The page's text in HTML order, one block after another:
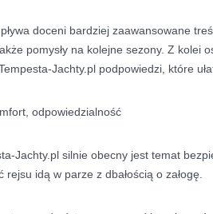
doceni bardziej zaawansowane
pomysły na kolejne sezony. Z kolei
Jachty.pl podpowiedzi, które
odpowiedzialność
Jachty.pl silnie obecny jest temat
idą w parze z dbałością o załogę.